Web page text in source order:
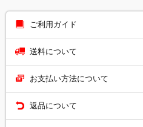
ご利用ガイド
送料について
お支払い方法について
返品について